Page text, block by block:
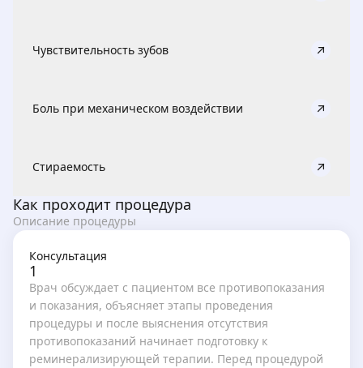
Чувствительность зубов
Боль при механическом воздействии
Стираемость
Как проходит процедура
Описание процедуры
Консультация
1
Врач обсуждает с пациентом все противопоказания
и показания, объясняет этапы проведения
процедуры и после выяснения отсутствия
противопоказаний начинает подготовку к
реминерализирующей терапии. Перед процедурой